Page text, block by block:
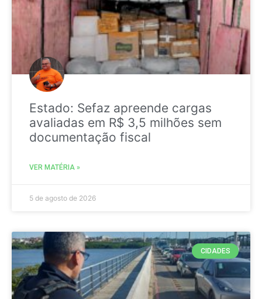
Estado: Sefaz apreende cargas
avaliadas em R$ 3,5 milhões sem
documentação fiscal
VER MATÉRIA »
5 de agosto de 2026
CIDADES